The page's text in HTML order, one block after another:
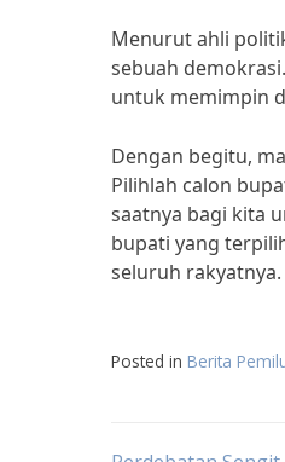
Menurut ahli
sebuah
untuk memimpin
Dengan begitu,
Pilihlah calon
saatnya bagi kita
bupati yang
seluruh rakyatnya.
Posted in Berita